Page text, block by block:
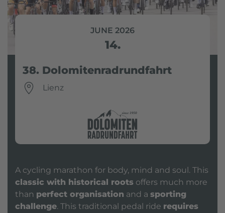
JUNE 2026
14.
38. Dolomitenradrundfahrt
Lienz
A cycling marathon for body, mind and soul. This
classic with historical roots offers much more
than perfect organisation and a sporting
challenge. This traditional pedal ride requires